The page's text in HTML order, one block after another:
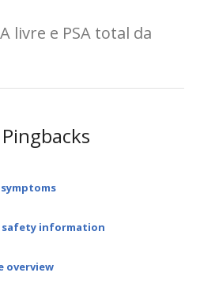
livre e PSA total da
safety information
overview